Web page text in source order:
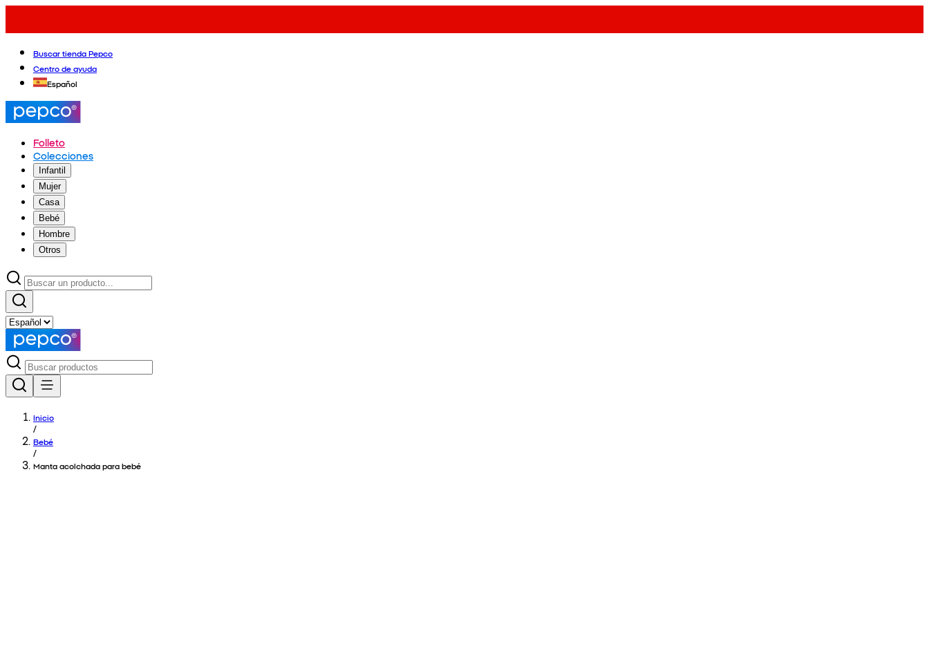
Buscar tienda Pepco
Centro de ayuda
Español
Folleto
Colecciones
Infantil
Mujer
Casa
Bebé
Hombre
Otros
Inicio
/
Bebé
/
Manta acolchada para bebé